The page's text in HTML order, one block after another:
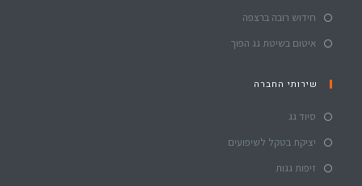
חידוש רובה ברצפה
איטום בשיטת גג הפוך
שירותי החברה
סיוד גג
יציקת בטקל לשיפועים
זיפות גגות